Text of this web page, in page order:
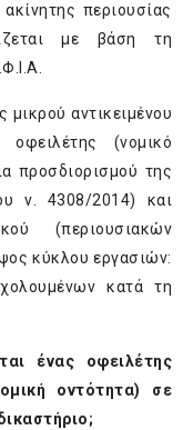
περιουσίας
με βάση τη
αντικειμένου
(νομικό
προσδιορισμού της
ν. 4308/2014) και
(περιουσιακών
κύκλου εργασιών:
κατά τη
ένας οφειλέτης
οντότητα) σε